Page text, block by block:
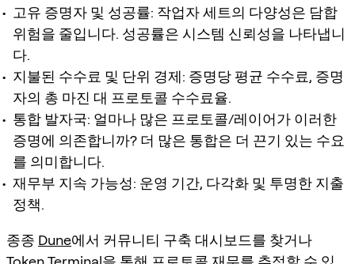
고유 증명자 및 성공률: 작업자 세트의 다양성은 담합
위험을 줄입니다. 성공률은 시스템 신뢰성을 나타냅니
다.
지불된 수수료 및 단위 경제: 증명당 평균 수수료, 증명
자의 총 마진 대 프로토콜 수수료율.
통합 발자국: 얼마나 많은 프로토콜/레이어가 이러한
증명에 의존합니까? 더 많은 통합은 더 끈기 있는 수요
를 의미합니다.
재무부 지속 가능성: 운영 기간, 다각화 및 투명한 지출
정책.
종종 Dune에서 커뮤니티 구축 대시보드를 찾거나